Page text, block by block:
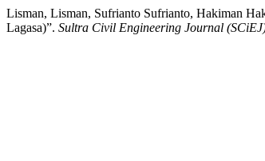
Lisman, Lisman, Sufrianto Sufrianto, Hakiman
Lagasa)”. Sultra Civil Engineering Journal